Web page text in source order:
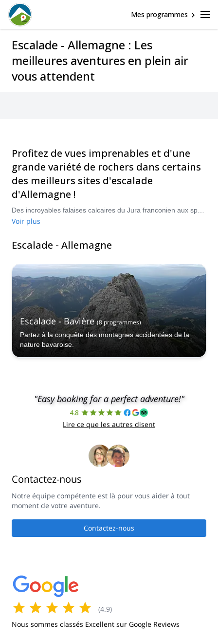
Mes programmes
Escalade - Allemagne : Les
meilleures aventures en plein air
vous attendent
Profitez de vues imprenables et d'une
grande variété de rochers dans certains
des meilleurs sites d'escalade
d'Allemagne !
Voir plus
Escalade - Allemagne
Escalade - Bavière (8programmes)
Partez à la conquête des montagnes accidentées de la
nature bavaroise.
"Easy booking for a perfect adventure!"
4.8
Lire ce que les autres disent
Contactez-nous
Notre équipe compétente est là pour vous aider à tout
moment de votre aventure.
Contactez-nous
(4.9)
Nous sommes classés Excellent sur Google Reviews